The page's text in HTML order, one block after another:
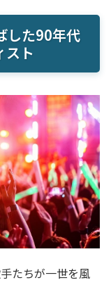
した90年代
スト
たちが一世を風